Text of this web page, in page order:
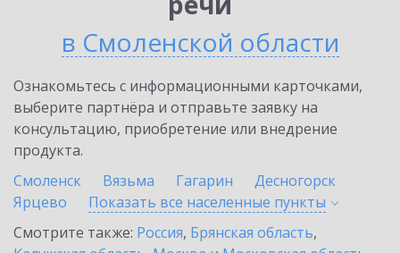
в Смоленской области
Ознакомьтесь с информационными карточками,
выберите партнёра и отправьте заявку на
консультацию, приобретение или внедрение
продукта.
Смоленск
Вязьма Гагарин
Десногорск
Ярцево
Показать все населенные пункты
Смотрите также: Россия, Брянская область,